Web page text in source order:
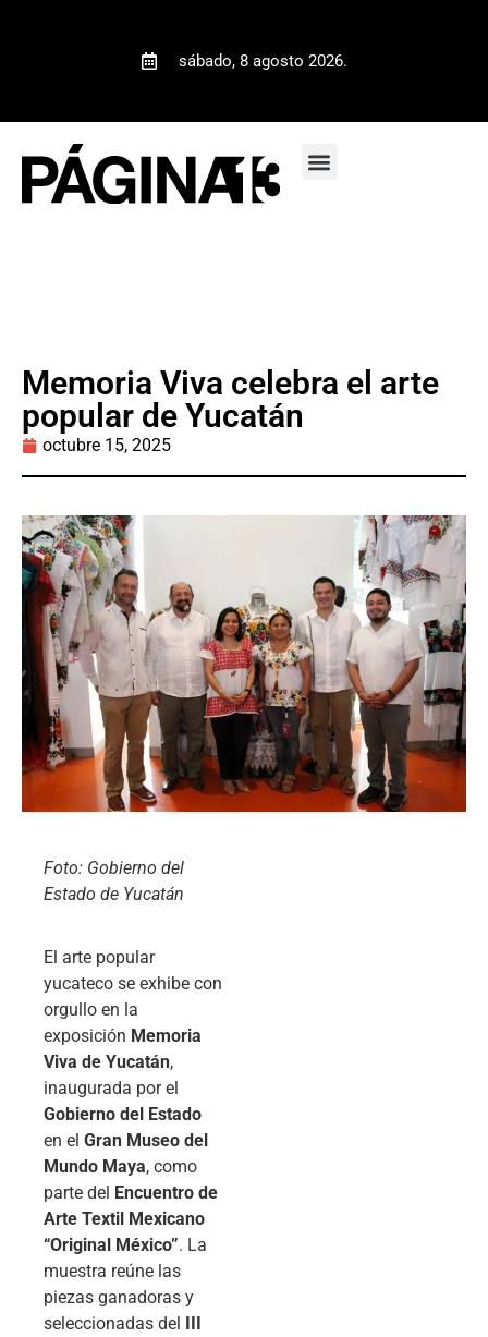
sábado, 8 agosto 2026.
Memoria Viva celebra el arte
popular de Yucatán
octubre 15, 2025
Foto: Gobierno del
Estado de Yucatán
El arte popular
yucateco se exhibe con
orgullo en la
exposición Memoria
Viva de Yucatán,
inaugurada por el
Gobierno del Estado
en el Gran Museo del
Mundo Maya, como
parte del Encuentro de
Arte Textil Mexicano
“Original México”. La
muestra reúne las
piezas ganadoras y
seleccionadas del III